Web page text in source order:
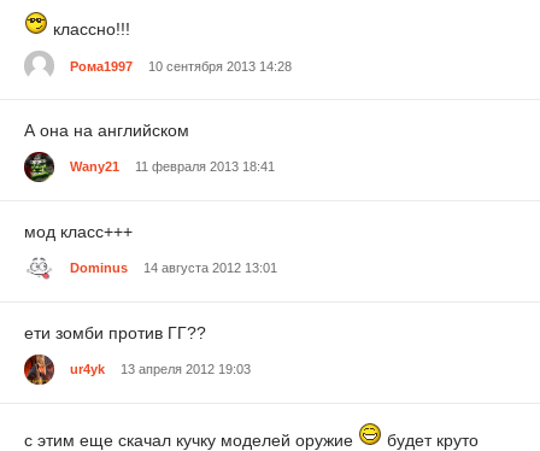
классно!!!
Рома1997 10 сентября 2013 14:28
А она на английском
Wany21 11 февраля 2013 18:41
мод класс+++
Dominus 14 августа 2012 13:01
ети зомби против ГГ??
ur4yk 13 апреля 2012 19:03
с этим еще скачал кучку моделей оружие будет круто